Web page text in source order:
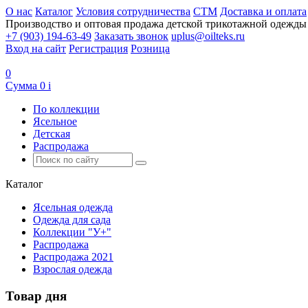
О нас Каталог Условия сотрудничества CTM Доставка и оплата
Производство и оптовая продажа детской трикотажной одежды
+7 (903) 194-63-49 Заказать звонок uplus@oilteks.ru
Вход на сайт Регистрация Розница
0
Сумма 0 i
По коллекции
Ясельное
Детская
Распродажа
Каталог
Ясельная одежда
Одежда для сада
Коллекции "У+"
Распродажа
Распродажа 2021
Взрослая одежда
Товар дня